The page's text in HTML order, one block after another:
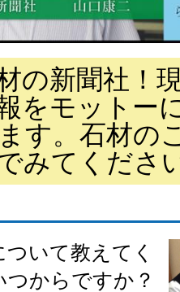
の新聞社！
をモットー
す。石材の
みてくださ
いて教えてく
からですか？